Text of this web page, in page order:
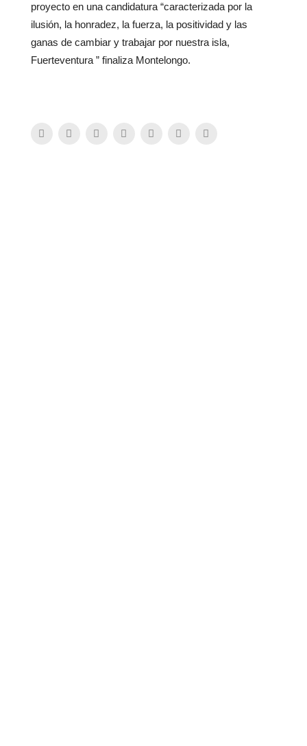
proyecto en una candidatura “caracterizada por la
ilusión, la honradez, la fuerza, la positividad y las
ganas de cambiar y trabajar por nuestra isla,
Fuerteventura ” finaliza Montelongo.